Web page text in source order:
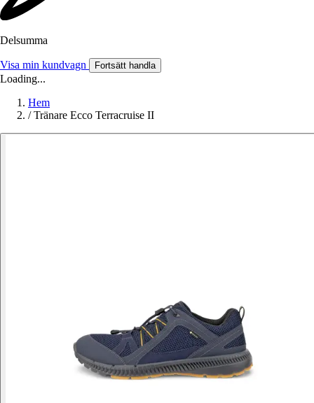
Delsumma
Visa min kundvagn Fortsätt handla
Loading...
Hem
/ Tränare Ecco Terracruise II